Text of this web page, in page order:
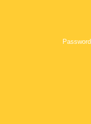
Password